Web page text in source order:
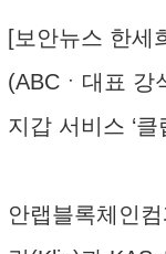
[보안뉴스 한세
(ABCㆍ대표 강
지갑 서비스 ‘
안랩블록체인